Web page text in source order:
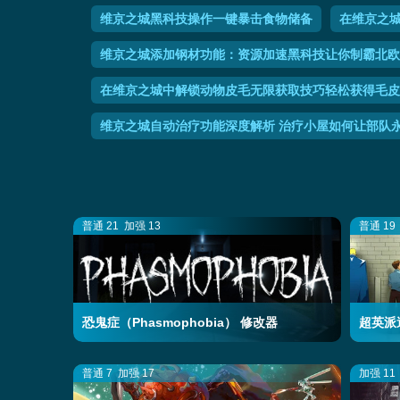
维京之城黑科技操作一键暴击食物储备 在维京之
维京之城添加钢材功能：资源加速黑科技让你制霸北
在维京之城中解锁动物皮毛无限获取技巧轻松获得毛
维京之城自动治疗功能深度解析 治疗小屋如何让部队
普通 21 加强 13
恐鬼症（Phasmophobia） 修改器
普通 19
超英
普通 7 加强 17 加强 11